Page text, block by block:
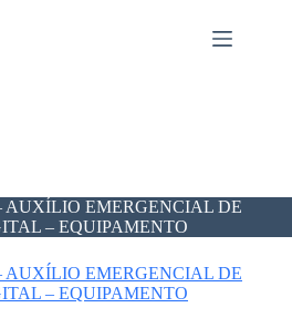
ferramentas
AUXÍLIO EMERGENCIAL DE
– EQUIPAMENTO
AUXÍLIO EMERGENCIAL DE
– EQUIPAMENTO